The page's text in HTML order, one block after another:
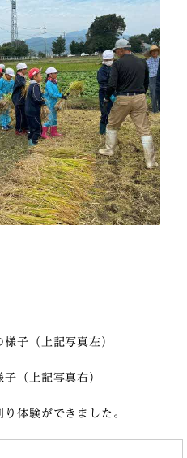
子（上記写真左）
（上記写真右）
体験ができました。